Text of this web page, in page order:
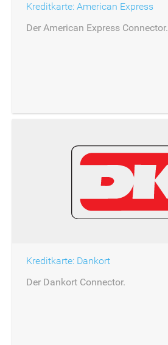
Kreditkarte: American Express
Der American Express Connector.
Kreditkarte: Dankort
Der Dankort Connector.